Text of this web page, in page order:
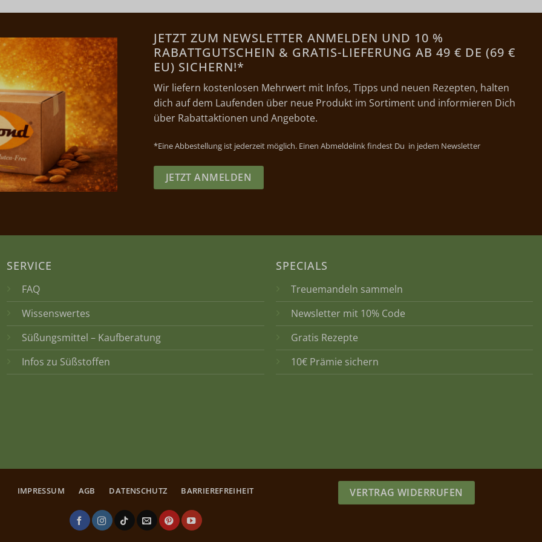
JETZT ZUM NEWSLETTER ANMELDEN UND 10 %
RABATTGUTSCHEIN & GRATIS-LIEFERUNG AB 49 € DE (69 €
EU) SICHERN!*
Wir liefern kostenlosen Mehrwert mit Infos, Tipps und neuen Rezepten, halten
dich auf dem Laufenden über neue Produkt im Sortiment und informieren Dich
über Rabattaktionen und Angebote.
*Eine Abbestellung ist jederzeit möglich. Einen Abmeldelink findest Du in jedem Newsletter
JETZT ANMELDEN
SERVICE
FAQ
Wissenswertes
Süßungsmittel – Kaufberatung
Infos zu Süßstoffen
SPECIALS
Treuemandeln sammeln
Newsletter mit 10% Code
Gratis Rezepte
10€ Prämie sichern
IMPRESSUM AGB DATENSCHUTZ BARRIEREFREIHEIT VERTRAG WIDERRUFEN